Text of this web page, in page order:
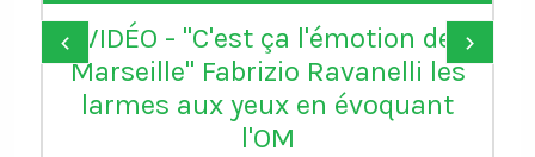
VIDÉO - "C'est ça l'émotion de
Marseille" Fabrizio Ravanelli les
larmes aux yeux en évoquant
l'OM
‹ ›